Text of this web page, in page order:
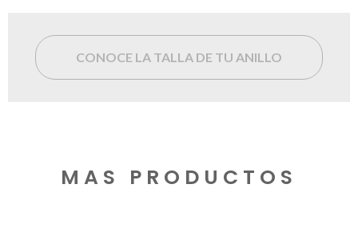
CONOCE LA TALLA DE TU ANILLO
MAS PRODUCTOS